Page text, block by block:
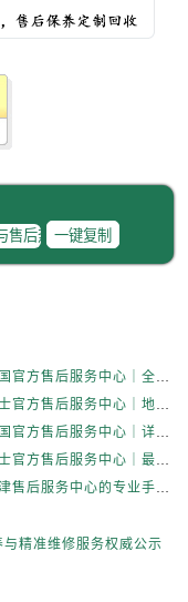
一键复制
精准维修服务权威公示